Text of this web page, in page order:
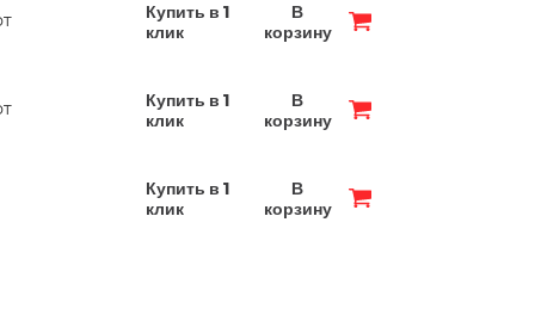
Купить в 1
клик
В
корзину
Купить в 1
клик
В
корзину
Купить в 1
клик
В
корзину